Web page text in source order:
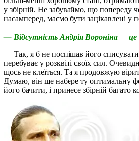
у збірній. Не забуваймо, що попереду
насамперед, маємо бути зацікавлені у
— Відсутність Андрія Вороніна—це
— Так, я б не поспішав його
перебуває у розквіті своїх сил.
щось не клеїться. Та я продовжую
Думаю, він ще набере ту оптимальну
його бачити, і принесе збірній багато